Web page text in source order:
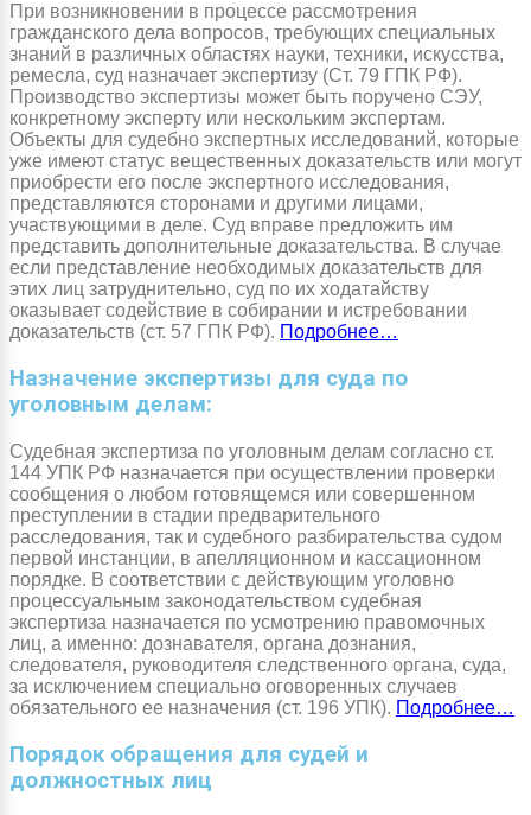
При возникновении в процессе рассмотрения
гражданского дела вопросов, требующих специальных
знаний в различных областях науки, техники, искусства,
ремесла, суд назначает экспертизу (Ст. 79 ГПК РФ).
Производство экспертизы может быть поручено СЭУ,
конкретному эксперту или нескольким экспертам.
Объекты для судебно экспертных исследований, которые
уже имеют статус вещественных доказательств или могут
приобрести его после экспертного исследования,
представляются сторонами и другими лицами,
участвующими в деле. Суд вправе предложить им
представить дополнительные доказательства. В случае
если представление необходимых доказательств для
этих лиц затруднительно, суд по их ходатайству
оказывает содействие в собирании и истребовании
доказательств (ст. 57 ГПК РФ). Подробнее…
Назначение экспертизы для суда по
уголовным делам:
Судебная экспертиза по уголовным делам согласно ст.
144 УПК РФ назначается при осуществлении проверки
сообщения о любом готовящемся или совершенном
преступлении в стадии предварительного
расследования, так и судебного разбирательства судом
первой инстанции, в апелляционном и кассационном
порядке. В соответствии с действующим уголовно
процессуальным законодательством судебная
экспертиза назначается по усмотрению правомочных
лиц, а именно: дознавателя, органа дознания,
следователя, руководителя следственного органа, суда,
за исключением специально оговоренных случаев
обязательного ее назначения (ст. 196 УПК). Подробнее…
Порядок обращения для судей и
должностных лиц